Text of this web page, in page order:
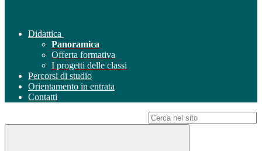
Didattica
Panoramica
Offerta formativa
I progetti delle classi
Percorsi di studio
Orientamento in entrata
Contatti